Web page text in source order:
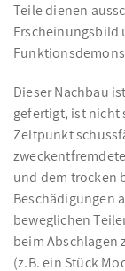
Teile dienen
Erscheinungsbild
Dieser Nachbau
gefertigt, ist nicht
Zeitpunkt
und dem trocken
Beschädigungen
beweglichen
beim Abschlagen
(z.B. ein Stück